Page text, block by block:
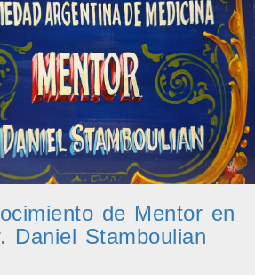
de Mentor en
Daniel Stamboulian